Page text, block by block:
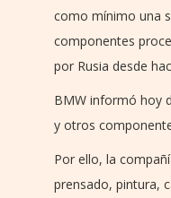
como mínimo una
componentes
por Rusia desde
BMW informó hoy
y otros
Por ello, la
prensado, pintura,